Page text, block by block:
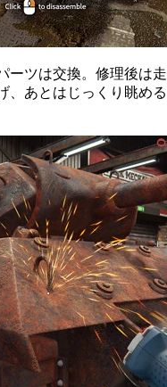
ーツは交換。修理後は走
、あとはじっくり眺める